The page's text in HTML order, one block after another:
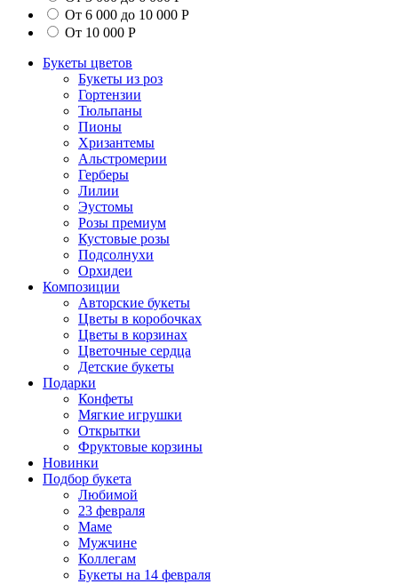
От 6 000 до 10 000 Р
От 10 000 Р
Букеты цветов
Букеты из роз
Гортензии
Тюльпаны
Пионы
Хризантемы
Альстромерии
Герберы
Лилии
Эустомы
Розы премиум
Кустовые розы
Подсолнухи
Орхидеи
Композиции
Авторские букеты
Цветы в коробочках
Цветы в корзинах
Цветочные сердца
Детские букеты
Подарки
Конфеты
Мягкие игрушки
Открытки
Фруктовые корзины
Новинки
Подбор букета
Любимой
23 февраля
Маме
Мужчине
Коллегам
Букеты на 14 февраля